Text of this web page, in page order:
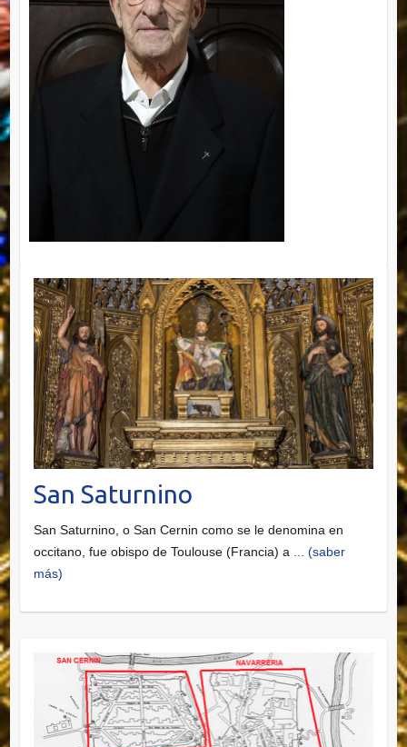
San Saturnino
San Saturnino, o San Cernin como se le denomina en
occitano, fue obispo de Toulouse (Francia) a ... (saber
más)